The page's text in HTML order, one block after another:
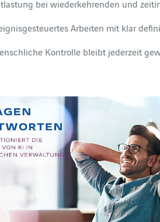
bei wiederkehrenden und
Arbeiten mit klar
Kontrolle bleibt jederzeit